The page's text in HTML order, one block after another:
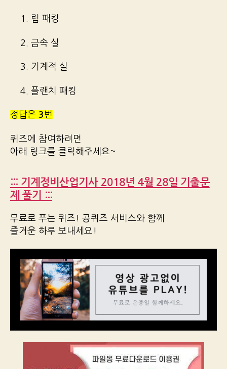
1. 립 패킹
2. 금속 실
3. 기계적 실
4. 플랜치 패킹
정답은 3 번
퀴즈에 참여하려면
아래 링크를 클릭해주세요~
::: 기계정비산업기사 2018년 4월 28일 기출문
제 풀기 :::
무료로 푸는 퀴즈! 공퀴즈 서비스와 함께
즐거운 하루 보내세요!